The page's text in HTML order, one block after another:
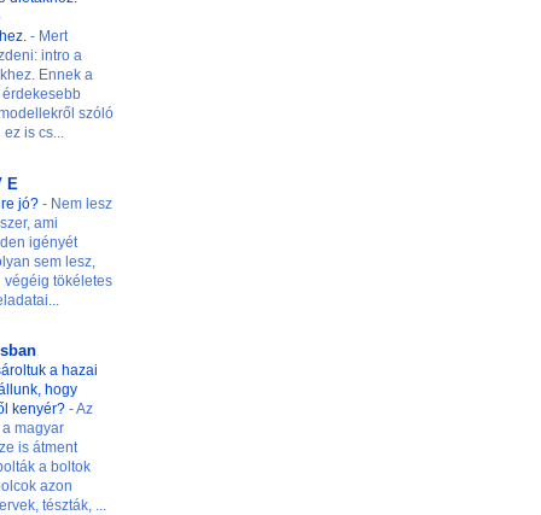
- Mert
intro a
Ennek a
szóló
is cs...
E
jó? - Nem lesz
ami
igényét
sem lesz,
végéig tökéletes
a hazai
hogy
kenyér? -Az
magyar
is átment
a boltok
azon
tészták, ...